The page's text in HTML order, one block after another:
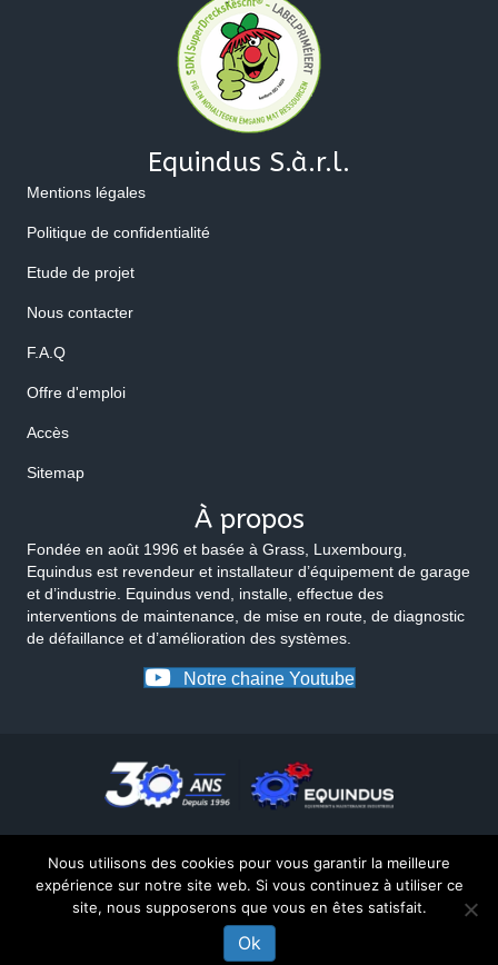
Equindus S.à.r.l.
Mentions légales
Politique de confidentialité
Etude de projet
Nous contacter
F.A.Q
Offre d'emploi
Accès
Sitemap
À propos
Fondée en août 1996 et basée à Grass, Luxembourg,
Equindus est revendeur et installateur d’équipement de garage
et d’industrie. Equindus vend, installe, effectue des
interventions de maintenance, de mise en route, de diagnostic
de défaillance et d’amélioration des systèmes.
Notre chaine Youtube
© 2026 Equindus
UNE QUESTION SUR CE PRODUIT ?
Nous utilisons des cookies pour vous garantir la meilleure
expérience sur notre site web. Si vous continuez à utiliser ce
site, nous supposerons que vous en êtes satisfait.
Ok